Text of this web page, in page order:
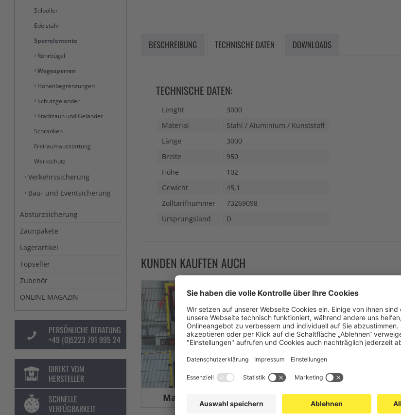
Stilpoller
Edelstahl
Sperrelemente
Rohrbügel
Wegesperren
Höhenbegrenzungen
Schutzgeländer
Stadtzaun und Geländer
Schranken
Freiraumausstattung
Werkschutz
Verkehrssicherung
Bau- und Eventsicherung
Absturzsicherung
Zaunpakete
Lagerartikel
Topseller
Zubehör
ONLINE MAGAZIN
PERSÖNLICHE BERATUNG
+49 (0)5223 791 995 24
DIREKT VOM
HERSTELLER
SCHNELLE
VERFÜGBARKEIT
BESCHREIBUNG TECHNISCHE DATEN DOWNLOADS
TECHNISCHE DATEN:
Lenght
3000
Material
Stahl / Aluminium / Kunststoff
Länge
3000
Breite
950
Höhe
102
Gewicht
45,1
Zolltarifnummer
73269098
Ursprungsland
D
KUNDEN KAUFTEN AUCH
Maschinenschutz Gittertrennwand Lager & Logistik